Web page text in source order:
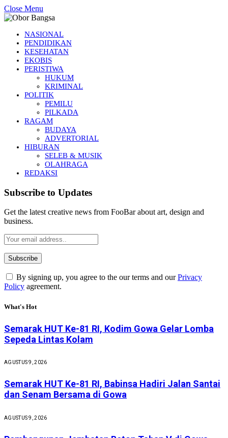
Close Menu
NASIONAL
PENDIDIKAN
KESEHATAN
EKOBIS
PERISTIWA
HUKUM
KRIMINAL
POLITIK
PEMILU
PILKADA
RAGAM
BUDAYA
ADVERTORIAL
HIBURAN
SELEB & MUSIK
OLAHRAGA
REDAKSI
Subscribe to Updates
Get the latest creative news from FooBar about art, design and
business.
By signing up, you agree to the our terms and ourPrivacy
Policy agreement.
What's Hot
Semarak HUT Ke-81 RI, Kodim Gowa Gelar Lomba
Sepeda Lintas Kolam
AGUSTUS 9, 2026
Semarak HUT Ke-81 RI, Babinsa Hadiri Jalan Santai
dan Senam Bersama di Gowa
AGUSTUS 9, 2026